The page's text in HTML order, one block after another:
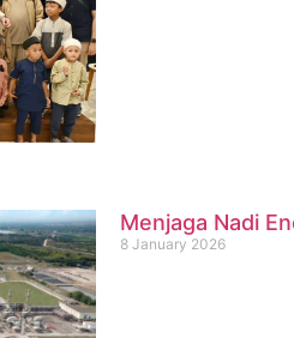
Menjaga Nadi
8 January 2026